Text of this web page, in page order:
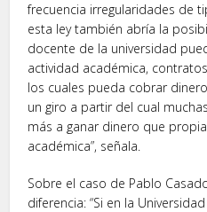
frecuencia irregularidades de
esta ley también abría la
docente de la universidad
actividad académica,
los cuales pueda cobrar
un giro a partir del cual
más a ganar dinero que
académica”, señala.
Sobre el caso de Pablo
diferencia: “Si en la